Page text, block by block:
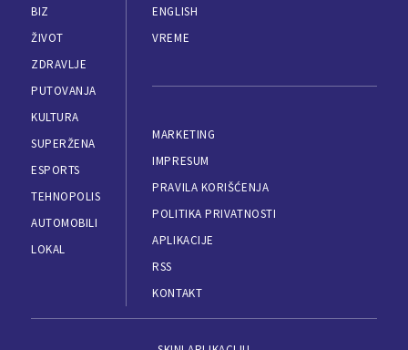
BIZ
ŽIVOT
ZDRAVLJE
PUTOVANJA
KULTURA
SUPERŽENA
ESPORTS
TEHNOPOLIS
AUTOMOBILI
LOKAL
ENGLISH
VREME
MARKETING
IMPRESUM
PRAVILA KORIŠĆENJA
POLITIKA PRIVATNOSTI
APLIKACIJE
RSS
KONTAKT